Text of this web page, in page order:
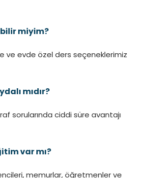
miyim?
ve evde özel ders seçeneklerimiz
mıdır?
sorularında ciddi süre avantajı
var mı?
memurlar, öğretmenler ve